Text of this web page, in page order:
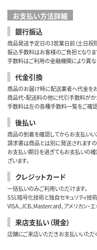
お支払い方法詳細
銀行振込
商品発送予定日の3営業日前（土日祝
振込手数料はお客様のご負担となりま
手数料はご利用の金融機関により異な
代金引換
商品のお届け時に配送業者へ代金をお
商品代・配送料の他に代引手数料がか
手数料は左の各種手数料一覧をご確認
後払い
商品の到着を確認してからお支払いい
請求書は商品とは別に発送されますの
お支払い期日を過ぎてもお支払いの
ざいます。
クレジットカード
一括払いのみご利用いただけます。
SSL暗号化技術と独自セキュリティ技
VISA、JCB、Mastercard、アメリカン・
来店支払い（現金）
店舗にご来店いただきお支払いいただ